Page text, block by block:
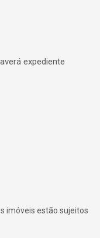
expediente
imóveis estão sujeitos